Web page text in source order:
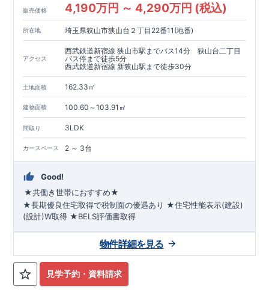
販売価格 4,190万円 ～ 4,290万円 (税込)
所在地 埼玉県狭山市狭山台２丁目22番11(地番)
アクセス
西武鉄道新宿線 狭山市駅までバス14分 狭山台二丁目
バス停まで徒歩5分
西武鉄道新宿線 新狭山駅まで徒歩30分
土地面積 162.33㎡
建物面積 100.60～103.91㎡
間取り 3LDK
カースペース 2 ～ 3台
Good!
★共働き世帯におすすめ★
★長期優良住宅取得で税制面の優遇あり ★住宅性能表示(建設)
(設計)W取得 ★BELS評価書取得
●2026年11月下旬完成予定● 閑静な住宅街に位置し、子育てフ
ァミリーにはピッタリ! 平日休日ご内覧可能です!
TEL:049-248-5700まで お気軽にお問い合わせ下さい♪
◎西武新宿線​『狭山市』駅まで
まで徒歩5分☆​ ​■学校
台中学校 ■幼稚園・保育園 チャイルドスクエア狭山台
森狭山台みどり幼稚園 ■お買い物施設
プ・ ウエルシアete ■その他施設
見学予約・資料請求
物件詳細を見る